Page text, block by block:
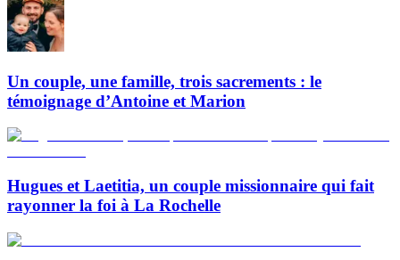
Un couple, une famille, trois sacrements : le
témoignage d’Antoine et Marion
Hugues et Laetitia, un couple missionnaire qui fait
rayonner la foi à La Rochelle